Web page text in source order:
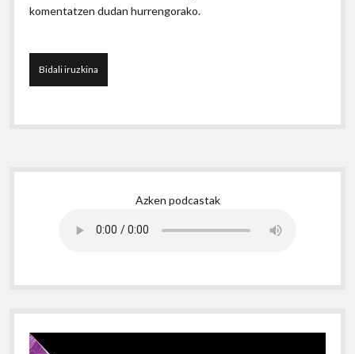
komentatzen dudan hurrengorako.
Sidebar
Azken podcastak